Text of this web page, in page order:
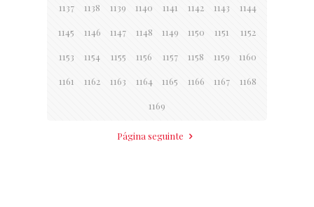
1137 1138 1139 1140 1141 1142 1143 1144
1145 1146 1147 1148 1149 1150 1151 1152
1153 1154 1155 1156 1157 1158 1159 1160
1161 1162 1163 1164 1165 1166 1167 1168
1169
Página seguinte